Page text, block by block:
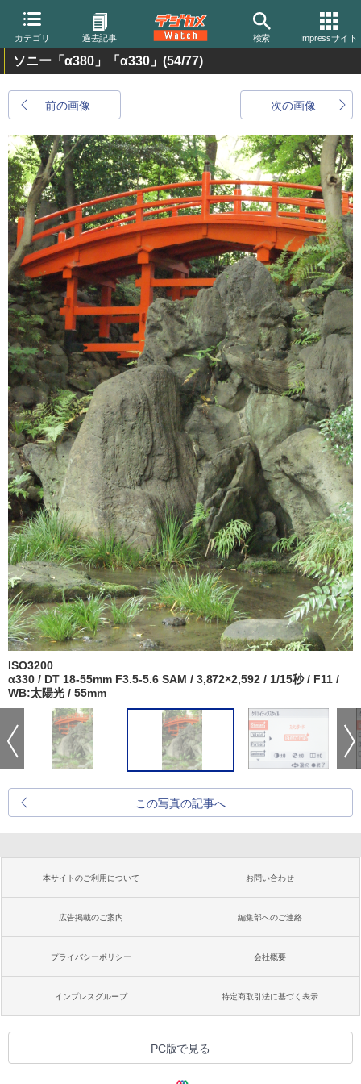
カテゴリ 過去記事 検索 Impressサイト
ソニー「α380」「α330」 (54/77)
前の画像 次の画像
ISO3200
α330 / DT 18-55mm F3.5-5.6 SAM / 3,872×2,592 / 1/15秒 / F11 /
WB:太陽光 / 55mm
この写真の記事へ
本サイトのご利用について お問い合わせ
広告掲載のご案内 編集部へのご連絡
プライバシーポリシー 会社概要
インプレスグループ 特定商取引法に基づく表示
PC版で見る